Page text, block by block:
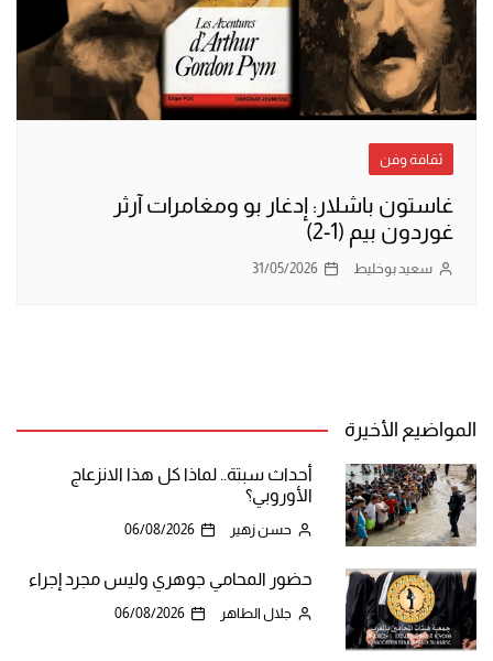
ثقافة وفن
غاستون باشلار: إدغار بو ومغامرات آرثر
غوردون بيم (1-2)
سعيد بوخليط 31/05/2026
المواضيع الأخيرة
أحداث سبتة.. لماذا كل هذا الانزعاج
الأوروبي؟
حسن زهير 06/08/2026
حضور المحامي جوهري وليس مجرد إجراء
جلال الطاهر 06/08/2026